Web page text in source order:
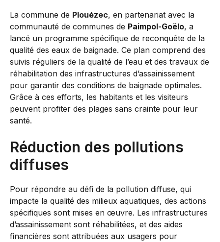
La commune de Plouézec, en partenariat avec la
communauté de communes de Paimpol-Goëlo, a
lancé un programme spécifique de reconquête de la
qualité des eaux de baignade. Ce plan comprend des
suivis réguliers de la qualité de l’eau et des travaux de
réhabilitation des infrastructures d’assainissement
pour garantir des conditions de baignade optimales.
Grâce à ces efforts, les habitants et les visiteurs
peuvent profiter des plages sans crainte pour leur
santé.
Réduction des pollutions
diffuses
Pour répondre au défi de la pollution diffuse, qui
impacte la qualité des milieux aquatiques, des actions
spécifiques sont mises en œuvre. Les infrastructures
d’assainissement sont réhabilitées, et des aides
financières sont attribuées aux usagers pour